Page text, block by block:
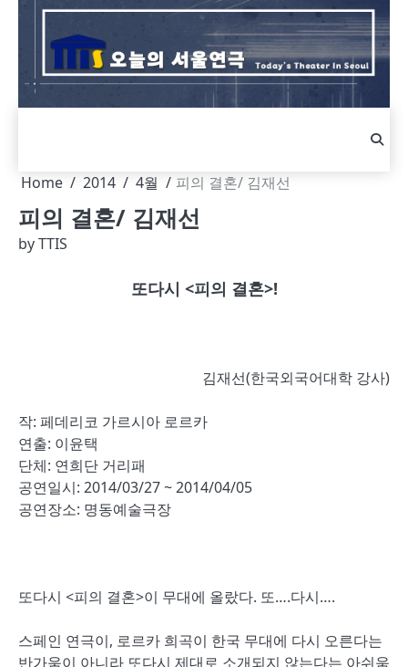
Skip
content
Home 2014 4월 피의 결혼/ 김재선
피의 결혼/ 김재선
byTTIS
또다시 <피의 결혼>!
김재선(한국외국어대학 강사)
작: 페데리코 가르시아 로르카
연출: 이윤택
단체: 연희단 거리패
공연일시: 2014/03/27 ~ 2014/04/05
공연장소: 명동예술극장
또다시 <피의 결혼>이 무대에 올랐다. 또….다시….
스페인 연극이, 로르카 희곡이 한국 무대에 다시 오른다는
반가움이 아니라 또다시 제대로 소개되지 않는다는 아쉬움